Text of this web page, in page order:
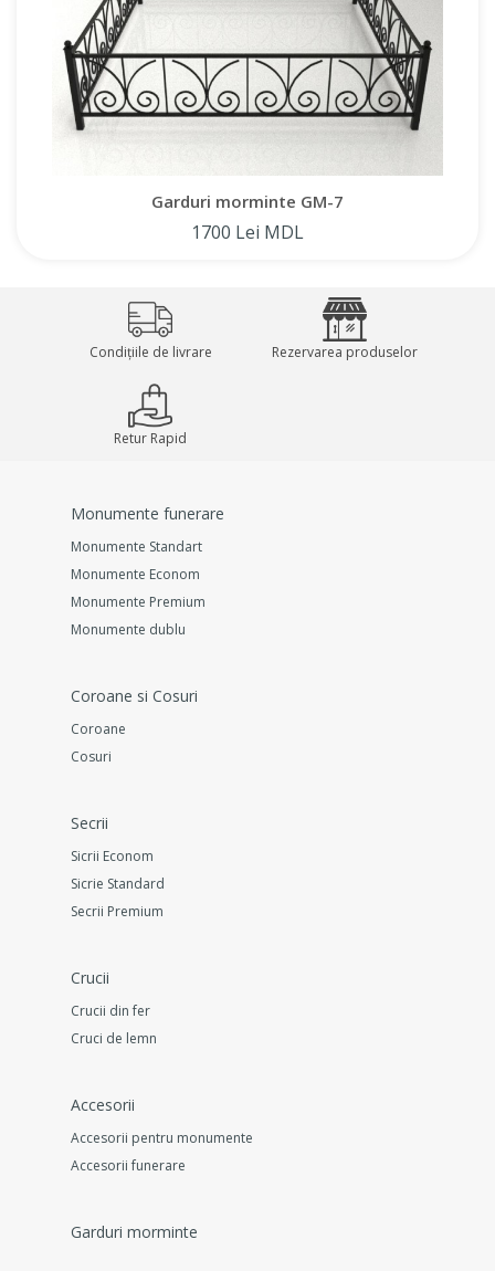
Garduri morminte GM-7
1700 Lei MDL
Condițiile de livrare Rezervarea produselor
Retur Rapid
Monumente funerare
Monumente Standart
Monumente Econom
Monumente Premium
Monumente dublu
Coroane si Cosuri
Coroane
Cosuri
Secrii
Sicrii Econom
Sicrie Standard
Secrii Premium
Crucii
Crucii din fer
Cruci de lemn
Accesorii
Accesorii pentru monumente
Accesorii funerare
Garduri morminte